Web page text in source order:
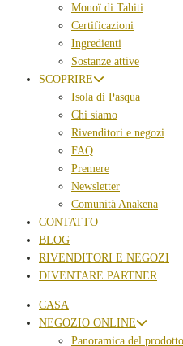
Monoï di Tahiti
Certificazioni
Ingredienti
Sostanze attive
SCOPRIRE
Isola di Pasqua
Chi siamo
Rivenditori e negozi
FAQ
Premere
Newsletter
Comunità Anakena
CONTATTO
BLOG
RIVENDITORI E NEGOZI
DIVENTARE PARTNER
CASA
NEGOZIO ONLINE
Panoramica del prodotto